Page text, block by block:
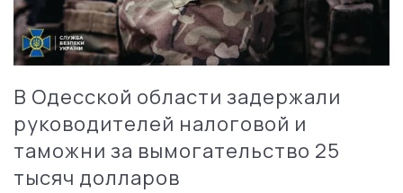
В Одесской области задержали
руководителей налоговой и
таможни за вымогательство 25
тысяч долларов